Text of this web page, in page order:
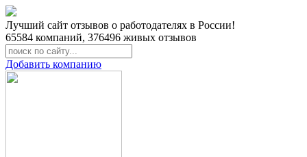
Лучший сайт отзывов о работодателях в России!
65584 компаний, 376496 живых отзывов
Добавить компанию